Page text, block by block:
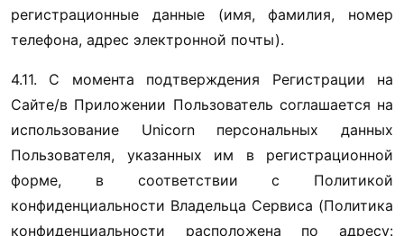
регистрационные данные (имя, фамилия, номер
телефона, адрес электронной почты).
4.11. С момента подтверждения Регистрации на
Сайте/в Приложении Пользователь соглашается на
использование Unicorn персональных данных
Пользователя, указанных им в регистрационной
форме, в соответствии с Политикой
конфиденциальности Владельца Сервиса (Политика